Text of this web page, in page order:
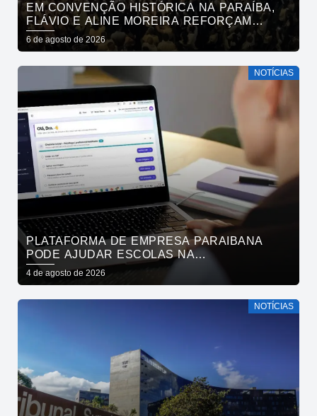
EM CONVENÇÃO HISTÓRICA NA PARAÍBA,
FLÁVIO E ALINE MOREIRA REFORÇAM
APOIO À CONTINUIDADE DO ATUAL
PROJETO POLÍTICO NO ESTADO
6 de agosto de 2026
NOTÍCIAS
PLATAFORMA DE EMPRESA PARAIBANA
PODE AJUDAR ESCOLAS NA
IDENTIFICAÇÃO PRECOCE DE SINAIS DE
NEURODIVERGÊNCIA
4 de agosto de 2026
NOTÍCIAS